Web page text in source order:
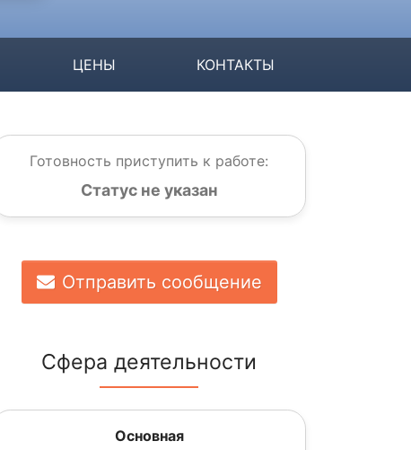
ЦЕНЫ КОНТАКТЫ
Готовность приступить к работе:
Статус не указан
Отправить сообщение
Сфера деятельности
Основная